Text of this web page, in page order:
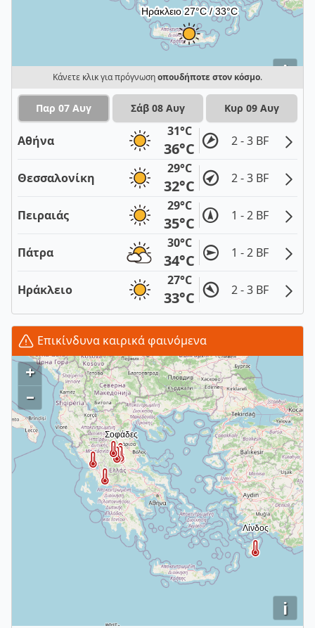
i
Κάνετε κλικ για πρόγνωσηοπουδήποτε στον κόσμο.
Παρ 07 Αυγ Σάβ 08 Αυγ Κυρ 09 Αυγ
Αθήνα
31°C
36°C 2 - 3 BF
Θεσσαλονίκη
29°C
32°C 2 - 3 BF
Πειραιάς
29°C
35°C 1 - 2 BF
Πάτρα
30°C
34°C 1 - 2 BF
Ηράκλειο
27°C
33°C 2 - 3 BF
Επικίνδυνα καιρικά φαινόμενα
i
+
–